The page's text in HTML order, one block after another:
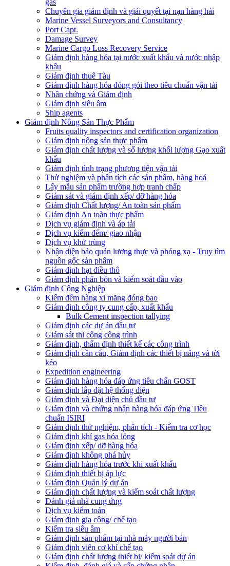
Chuyên gia giám định và giải quyết tại nạn hàng hải
Marine Vessel Surveyors and Consultancy
Port Capt.
Damage Survey
Marine Cargo Loss Recovery Service
Giám định hàng hóa tại nước xuất khẩu và nước nhập
khẩu
Giám định thuê Tàu
Giám định hàng hóa đóng gói theo tiêu chuẩn vận tải
Nhân chứng và Giám định
Giám định siêu âm
Ship agents
Giám định Nông Sản Thực Phẩm
Fruits quality inspectors and certification organization
Giám định nông sản thực phẩm
Giám định chất lượng và số lượng khối lượng Gạo xuất
khẩu
Giám định tình trạng phương tiện vận tải
Thử nghiệm và phân tích các sản phẩm, hàng hoá
Lấy mẫu sản phẩm trường hợp tranh chấp
Giám sát và giám định xếp/ dỡ hàng hóa
Giám định Chất lượng/ An toàn sản phẩm
Giám định An toàn thực phẩm
Dịch vụ giám định và áp tải
Dịch vụ kiểm đếm/ giao nhận
Dịch vụ khử trùng
Nhận diện bảo quản lương thực và phóng xạ - Truy tìm
nguồn gốc sản phẩm
Giám định hạt điều thô
Giám định phân bón và kiểm soát đầu vào
Giám định Công Nghiệp
Kiểm đếm hàng xi măng đóng bao
Giám định công ty cung cấp, xuất khẩu
Bulk Cement inspection tallying
Giám định các dự án đầu tư
Giám sát thi công công trình
Giám định, thẩm định thiết kế các công trình
Giám định cần cẩu, Giám định các thiết bị nâng và tời
kéo
Expedition engineering
Giám định hàng hóa đáp ứng tiêu chẩn GOST
Giám định lắp đặt hệ thống điện
Giám định và Đại diện chủ đầu tư
Giám định và chứng nhận hàng hóa đáp ứng Tiêu
chuẩn ISIRI
Giám định thử nghiệm, phân tích - Kiểm tra cơ học
Giám định khí gas hóa lỏng
Giám định xếp/ dỡ hàng hóa
Giám định không phá hủy
Giám định hàng hóa trước khi xuất khẩu
Giám định thiết bị áp lực
Giám định Quản lý dự án
Giám định chất lượng và kiểm soát chất lượng
Đánh giá nhà cung ứng
Dịch vụ kiểm toán
Giám định gia công/ chế tạo
Kiểm tra siêu âm
Giám định sản phẩm tại nhà máy người bán
Giám định viên cơ khí chế tạo
Giám định chất lượng thiết bị/ kiểm soát dự án